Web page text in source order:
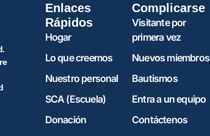
Enlaces
Rápidos
Hogar
Lo que creemos
Nuestro personal
SCA (Escuela)
Donación
Complicarse
Visitante por
primera vez
Nuevos miembros
Bautismos
Entra a un equipo
Contáctenos